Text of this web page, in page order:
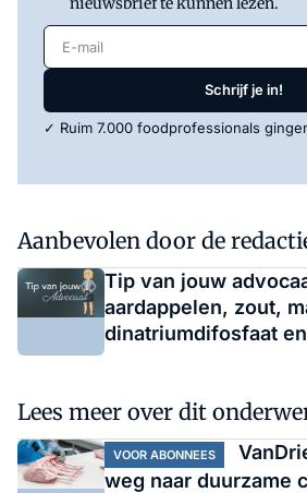
E-mail
Schrijf je in!
✓ Ruim 7.000 foodprofessionals
Aanbevolen door de
Tip van jouw
aardappelen, zout,
dinatriumdifosfaat
Lees meer over dit
VOOR ABONNEES
weg naar duurzame